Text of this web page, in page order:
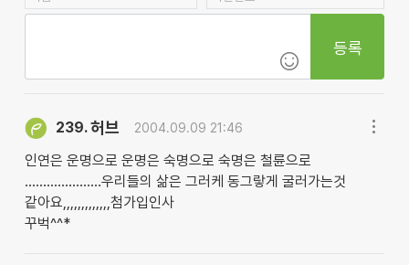
등록
239.허브 2004.09.09 21:46
인연은 운명으로 운명은 숙명으로 숙명은 철륜으로
.....................우리들의 삶은 그러케 동그랗게 굴러가는것
같아요,,,,,,,,,,,,,첨가입인사
꾸벅^^*